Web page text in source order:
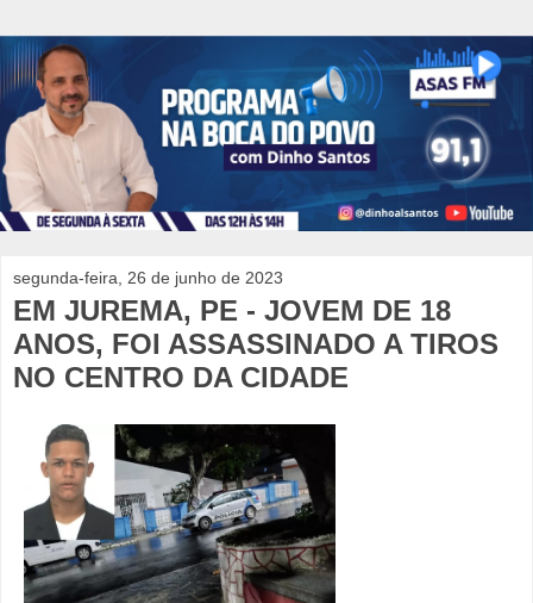
segunda-feira, 26 de junho de 2023
EM JUREMA, PE - JOVEM DE 18
ANOS, FOI ASSASSINADO A TIROS
NO CENTRO DA CIDADE